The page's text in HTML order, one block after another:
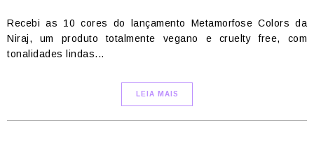
Recebi as 10 cores do lançamento Metamorfose Colors da
Niraj, um produto totalmente vegano e cruelty free, com
tonalidades lindas...
LEIA MAIS